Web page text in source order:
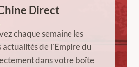
Direct
chaque semaine les
actualités de l'Empire du
dans votre boîte